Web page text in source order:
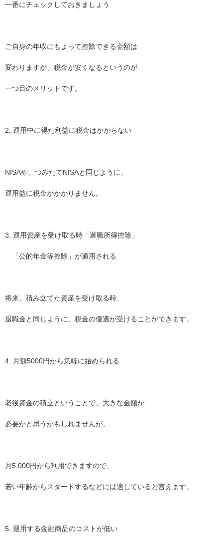
一番にチェックしておきましょう
ご自身の年収にもよって控除できる金額は
変わりますが、税金が安くなるというのが
一つ目のメリットです。
2, 運用中に得た利益に税金はかからない
NISAや、つみたてNISAと同じように、
運用益に税金がかかりません。
3, 運用資産を受け取る時「退職所得控除」
「公的年金等控除」が適用される
将来、積み立てた資産を受け取る時、
退職金と同じように、税金の優遇が受けることができます。
4, 月額5000円から気軽に始められる
老後資金の積立ということで、大きな金額が
必要かと思うかもしれませんが、
月5,000円から利用できますので、
若い年齢からスタートするなどには適していると言えます。
5, 運用する金融商品のコストが低い